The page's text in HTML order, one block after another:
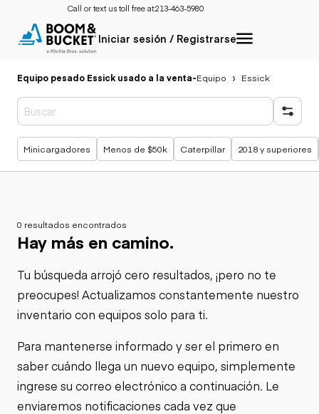
Call or text us toll free at:213-463-5980
Iniciar sesión / Registrarse
Equipo pesado Essick usado a la venta-Equipo Essick
Búsquedas populares
Minicargadores Menos de $50k Caterpillar 2018 y superiores
0 resultados encontrados
Hay más en camino.
Tu búsqueda arrojó cero resultados, ¡pero no te
preocupes! Actualizamos constantemente nuestro
inventario con equipos solo para ti.
Para mantenerse informado y ser el primero en
saber cuándo llega un nuevo equipo, simplemente
ingrese su correo electrónico a continuación. Le
enviaremos notificaciones cada vez que